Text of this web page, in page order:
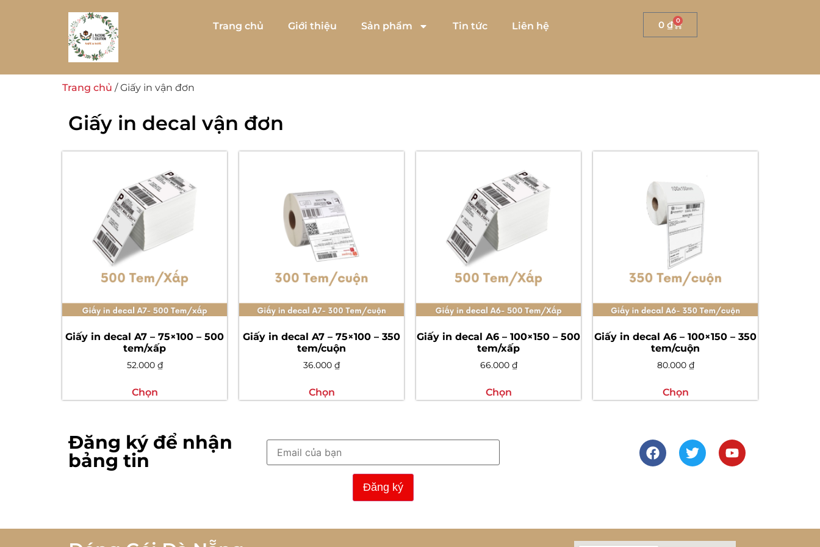
Trang chủ Giới thiệu Sản phẩm Tin tức Liên hệ 0₫ 0
Trang chủ / Giấy in vận đơn
Giấy in decal vận đơn
Giấy in decal A7 – 75×100 – 500
tem/xấp
52.000 ₫
Chọn
Giấy in decal A7 – 75×100 – 350
tem/cuộn
36.000 ₫
Chọn
Giấy in decal A6 – 100×150 – 500
tem/xấp
66.000 ₫
Chọn
Giấy in decal A6 – 100×150 – 350
tem/cuộn
80.000 ₫
Chọn
Đăng ký để nhận
bảng tin